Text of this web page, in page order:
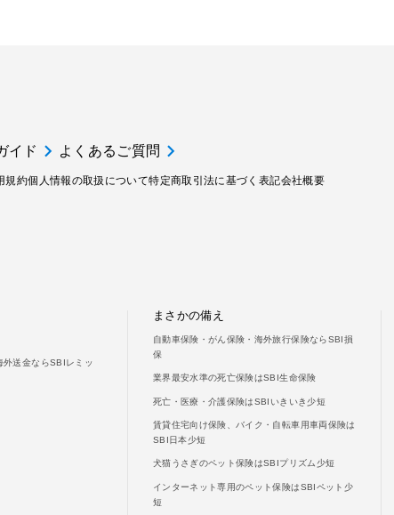
イド よくあるご質問
規約個人情報の取扱について特定商取引法に基づく表記会社概要
外送金ならSBIレミッ
まさかの備え
自動車保険・がん保険・海外旅行保険ならSBI損
保
業界最安水準の死亡保険はSBI生命保険
死亡・医療・介護保険はSBIいきいき少短
賃貸住宅向け保険、バイク・自転車用車両保険は
SBI日本少短
犬猫うさぎのペット保険はSBIプリズム少短
インターネット専用のペット保険はSBIペット少
短